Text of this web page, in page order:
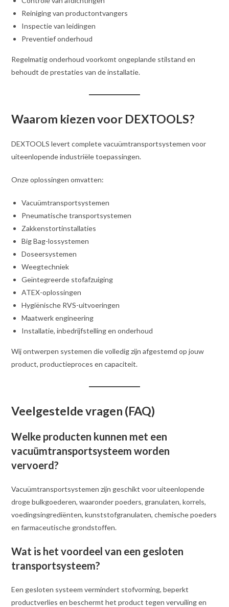
Reiniging van productontvangers
Inspectie van leidingen
Preventief onderhoud
Regelmatig onderhoud voorkomt ongeplande stilstand en
behoudt de prestaties van de installatie.
Waarom kiezen voor DEXTOOLS?
DEXTOOLS levert complete vacuümtransportsystemen voor
uiteenlopende industriële toepassingen.
Onze oplossingen omvatten:
Vacuümtransportsystemen
Pneumatische transportsystemen
Zakkenstortinstallaties
Big Bag-lossystemen
Doseersystemen
Weegtechniek
Geïntegreerde stofafzuiging
ATEX-oplossingen
Hygiënische RVS-uitvoeringen
Maatwerk engineering
Installatie, inbedrijfstelling en onderhoud
Wij ontwerpen systemen die volledig zijn afgestemd op jouw
product, productieproces en capaciteit.
Veelgestelde vragen (FAQ)
Welke producten kunnen met een
vacuümtransportsysteem worden
vervoerd?
Vacuümtransportsystemen zijn geschikt voor uiteenlopende
droge bulkgoederen, waaronder poeders, granulaten, korrels,
voedingsingrediënten, kunststofgranulaten, chemische poeders
en farmaceutische grondstoffen.
Wat is het voordeel van een gesloten
transportsysteem?
Een gesloten systeem vermindert stofvorming, beperkt
productverlies en beschermt het product tegen vervuiling en